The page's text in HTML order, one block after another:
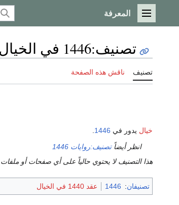
القائمة الرئيسية
المعرفة
تصنيف:1446 في الخيال
تصنيف ناقش هذه الصفحة
خيال يدور في 1446
انظر أيضاًتصنيف:روايات 1446
هذا التصنيف لا يحتوي حالياً على أي صفحات أو ملفات.
تصنيفان:
1446 عقد 1440 في الخيال